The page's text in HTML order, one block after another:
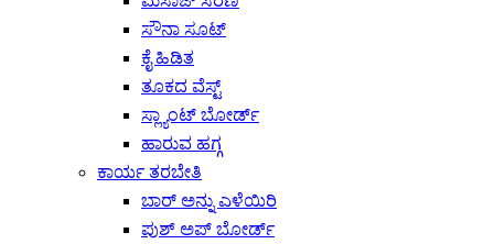
ಸೌನಾ ಸೂಟ್
ಕೈ ಹಿಡಿತ
ತೂಕದ ವೆಸ್ಟ್
ಸ್ಲ್ಯಾಂಟ್ ಬೋರ್ಡ್
ಹಾರುವ ಹಗ್ಗ
ಕಾರ್ಯ ತರಬೇತಿ
ಬಾರ್ ಅನ್ನು ಎಳೆಯಿರಿ
ಪುಶ್ ಅಪ್ ಬೋರ್ಡ್